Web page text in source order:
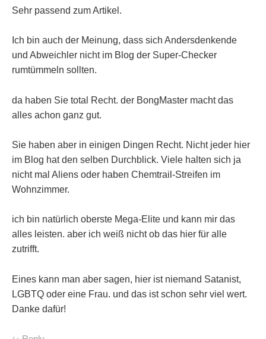
Sehr passend zum Artikel.
Ich bin auch der Meinung, dass sich Andersdenkende
und Abweichler nicht im Blog der Super-Checker
rumtümmeln sollten.
da haben Sie total Recht. der BongMaster macht das
alles achon ganz gut.
Sie haben aber in einigen Dingen Recht. Nicht jeder hier
im Blog hat den selben Durchblick. Viele halten sich ja
nicht mal Aliens oder haben Chemtrail-Streifen im
Wohnzimmer.
ich bin natürlich oberste Mega-Elite und kann mir das
alles leisten. aber ich weiß nicht ob das hier für alle
zutrifft.
Eines kann man aber sagen, hier ist niemand Satanist,
LGBTQ oder eine Frau. und das ist schon sehr viel wert.
Danke dafür!